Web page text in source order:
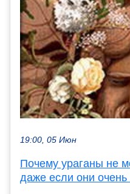
19:00, 05 Июн
Почему ураганы не
даже если они